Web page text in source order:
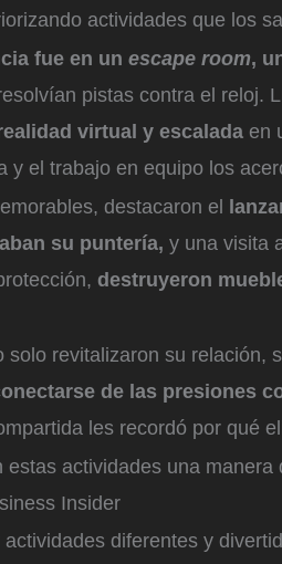
actividades que los
fue en un escape room,
pistas contra el reloj.
virtual y escalada en
y el trabajo en equipo los
destacaron el
su puntería, y una visita
destruyeron
solo revitalizaron su relación,
de las presiones
les recordó por qué
estas actividades una manera
Insider
diferentes y